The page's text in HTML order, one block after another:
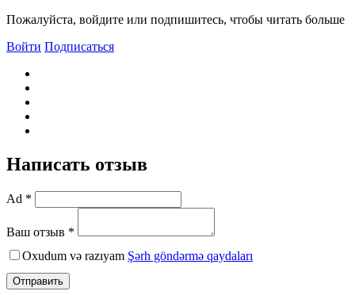
Пожалуйста, войдите или подпишитесь, чтобы читать больше
Войти Подписаться
Написать отзыв
Ad *
Ваш отзыв *
Oxudum və razıyam Şərh göndərmə qaydaları
Отправить